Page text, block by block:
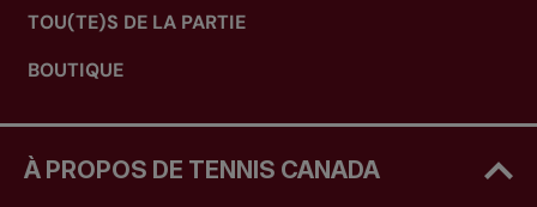
TOU(TE)S DE LA PARTIE
BOUTIQUE
À PROPOS DE TENNIS CANADA